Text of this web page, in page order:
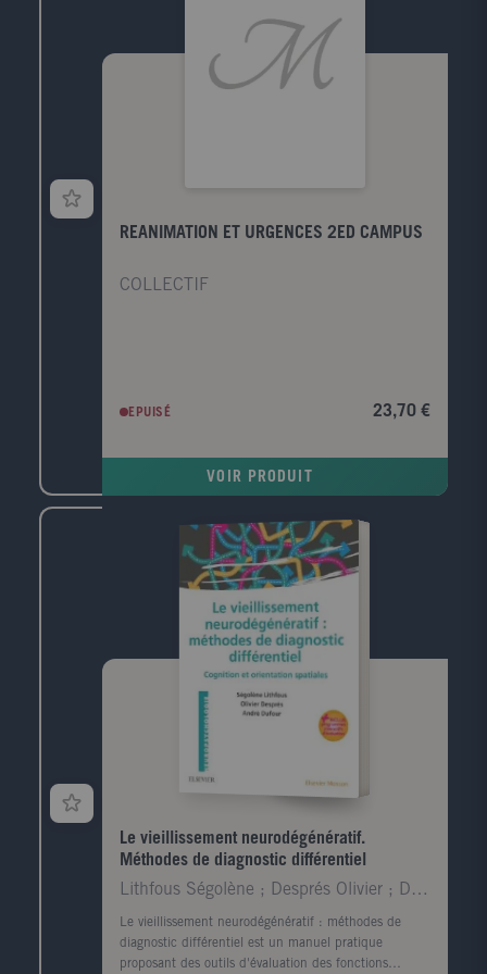
d'entraînement a été renouvelé.
REANIMATION ET URGENCES 2ED CAMPUS
COLLECTIF
EPUISÉ 23,70 €
VOIR PRODUIT
Le vieillissement neurodégénératif.
Méthodes de diagnostic différentiel
Lithfous Ségolène ; Després Olivier ; Dufour André
Le vieillissement neurodégénératif : méthodes de
diagnostic différentiel est un manuel pratique
proposant des outils d'évaluation des fonctions